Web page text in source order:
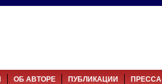
ОБ АВТОРЕ ПУБЛИКАЦИИ ПРЕССА